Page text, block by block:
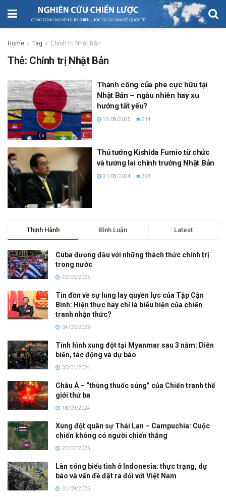
Home Tag Chính trị Nhật Bản
Thẻ: Chính trị Nhật Bản
Thành công của phe cực hữu tại
Nhật Bản – ngẫu nhiên hay xu
hướng tất yếu?
15/08/2025 214
Thủ tướng Kishida Fumio từ chức
và tương lai chính trường Nhật Bản
31/08/2024 398
Thịnh Hành Bình Luận Latest
Cuba đương đầu với những thách thức chính trị
trong nước
22/06/2025
Tin đồn về sự lung lay quyền lực của Tập Cận
Bình: Hiện thực hay chỉ là biểu hiện của chiến
tranh nhận thức?
04/06/2025
Tình hình xung đột tại Myanmar sau 3 năm: Diễn
biến, tác động và dự báo
30/01/2024
Châu Á – “thùng thuốc súng” của Chiến tranh thế
giới thứ ba
18/09/2024
Xung đột quân sự Thái Lan – Campuchia: Cuộc
chiến không có người chiến thắng
27/07/2025
Làn sóng biểu tình ở Indonesia: thực trạng, dự
báo và vấn đề đặt ra đối với Việt Nam
01/09/2025